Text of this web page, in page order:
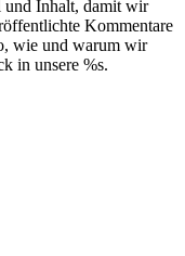
und Inhalt, damit wir
Kommentare
wie und warum wir
in unsere %s.